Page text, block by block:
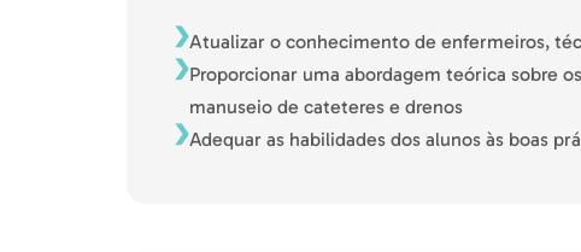
Atualizar o conhecimento de enfermeiros,
Proporcionar uma abordagem teórica sobre
manuseio de cateteres e drenos
Adequar as habilidades dos alunos às boas